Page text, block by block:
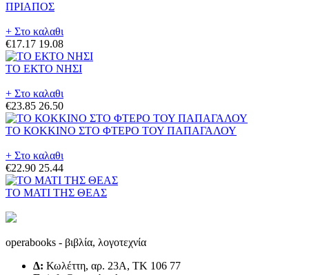
ΠΡΙΑΠΟΣ
+ Στο καλαθι
€17.17 19.08
ΤΟ ΕΚΤΟ ΝΗΣΙ
+ Στο καλαθι
€23.85 26.50
ΤΟ ΚΟΚΚΙΝΟ ΣΤΟ ΦΤΕΡΟ ΤΟΥ ΠΑΠΑΓΑΛΟΥ
+ Στο καλαθι
€22.90 25.44
ΤΟ ΜΑΤΙ ΤΗΣ ΘΕΑΣ
operabooks - βιβλία, λογοτεχνία
Δ: Κωλέττη, αρ. 23Α, ΤΚ 106 77